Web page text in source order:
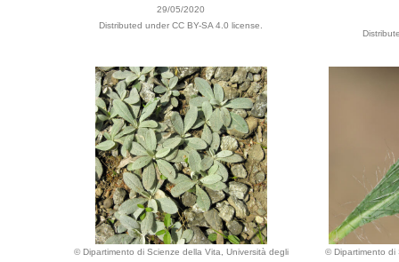
29/05/2020
Distributed under CC BY-SA 4.0 license.
© Dipartimento di Scienze della Vita, Università degli
© Dipartimento di